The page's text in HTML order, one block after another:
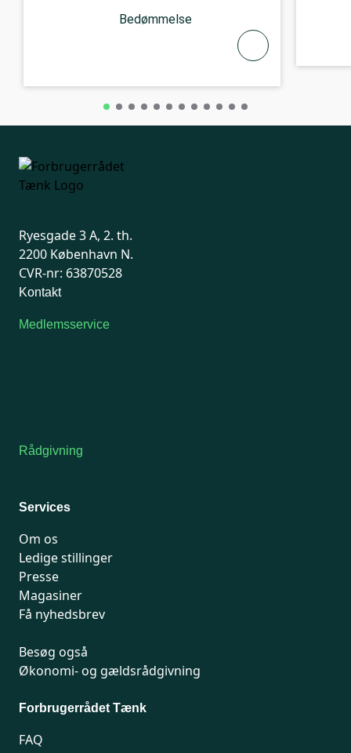
Bedømmelse
Ryesgade 3 A, 2. th.
2200 København N.
CVR-nr: 63870528
Kontakt
Medlemsservice
Rådgivning
Services
Om os
Ledige stillinger
Presse
Magasiner
Få nyhedsbrev
Besøg også
Økonomi- og gældsrådgivning
Forbrugerrådet Tænk
FAQ